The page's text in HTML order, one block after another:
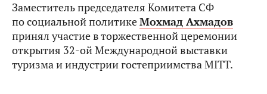
Заместитель председателя Комитета СФ
по социальной политикеМохмад Ахмадов
принял участие в торжественной церемонии
открытия 32-ой Международной выставки
туризма и индустрии гостеприимства MITT.